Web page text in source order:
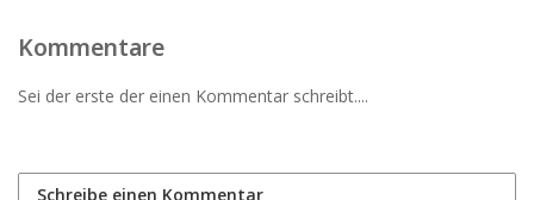
Kommentare
Sei der erste der einen Kommentar schreibt....
Schreibe einen Kommentar